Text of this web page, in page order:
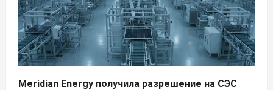
Meridian Energy получила разрешение на СЭС